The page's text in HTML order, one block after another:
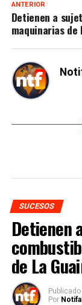
ANTERIOR
Detienen a
maquinarias de
SUCESOS
Detienen
de La
Publicado
Por